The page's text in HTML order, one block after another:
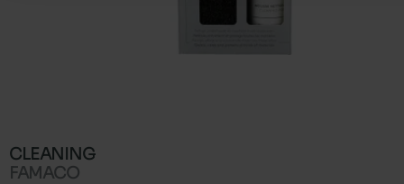
CLEANING
FAMACO